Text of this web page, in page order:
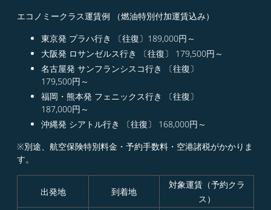
エコノミークラス運賃例 （燃油特別付加運賃込み）
東京発 プラハ行き 〔往復〕189,000円～​
大阪発 ロサンゼルス行き 〔往復〕 179,500円～​
名古屋発 サンフランシスコ行き 〔往復〕
179,500円～​
福岡・熊本発 フェニックス行き 〔往復〕
187,000円～​
沖縄発 シアトル行き 〔往復〕 168,000円～
※別途、航空保険特別料金・予約手数料・空港諸税がかかりま
す。
出発地 到着地
対象運賃（予約クラ
ス）